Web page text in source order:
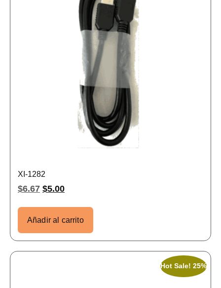
XI-1282
$6.67 $5.00
Añadir al carrito
Hot Sale! 25%